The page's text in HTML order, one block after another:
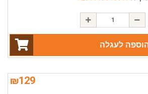
לעגלה
₪129